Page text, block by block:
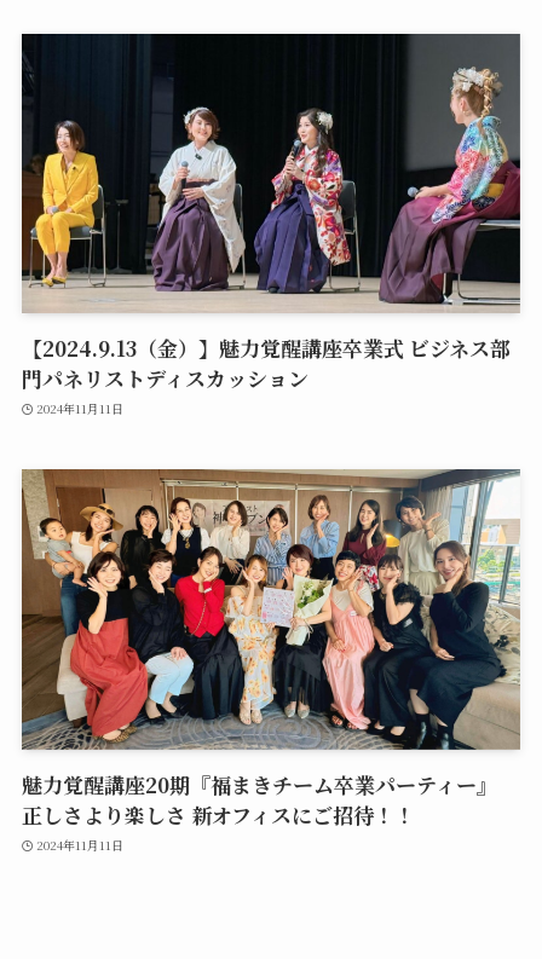
【2024.9.13（金）】魅力覚醒講座卒業式 ビジネス部
門パネリストディスカッション
2024年11月11日
魅力覚醒講座20期『福まきチーム卒業パーティー』
正しさより楽しさ 新オフィスにご招待！！
2024年11月11日